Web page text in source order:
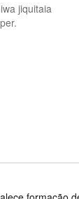
jiquitaia